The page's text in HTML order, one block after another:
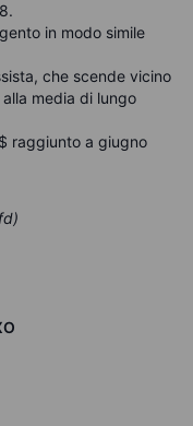
in modo simile
che scende vicino
media di lungo
raggiunto a giugno